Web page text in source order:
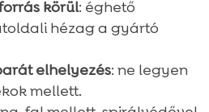
körül: éghető
hézag a gyártó
elhelyezés: ne legyen
mellett.